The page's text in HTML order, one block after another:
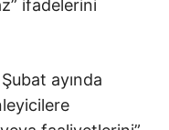
ifadelerini
ayında